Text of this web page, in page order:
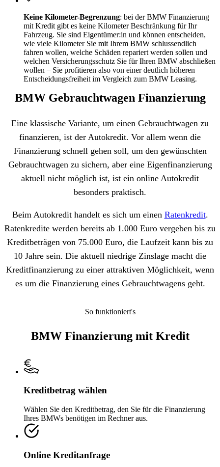
Keine Kilometer-Begrenzung: bei der BMW Finanzierung
mit Kredit gibt es keine Kilometer Beschränkung für Ihr
Fahrzeug. Sie sind Eigentümer:in und können entscheiden,
wie viele Kilometer Sie mit Ihrem BMW schlussendlich
fahren wollen, welche Schäden repariert werden sollen und
welchen Versicherungsschutz Sie für Ihren BMW abschließen
wollen – Sie profitieren also von einer deutlich höheren
Entscheidungsfreiheit im Vergleich zum BMW Leasing.
BMW Gebrauchtwagen Finanzierung
Eine klassische Variante, um einen Gebrauchtwagen zu
finanzieren, ist der Autokredit. Vor allem wenn die
Finanzierung schnell gehen soll, um den gewünschten
Gebrauchtwagen zu sichern, aber eine Eigenfinanzierung
aktuell nicht möglich ist, ist ein online Autokredit
besonders praktisch.
Beim Autokredit handelt es sich um einen Ratenkredit.
Ratenkredite werden bereits ab 1.000 Euro vergeben bis zu
Kreditbeträgen von 75.000 Euro, die Laufzeit kann bis zu
10 Jahre sein. Die aktuell niedrige Zinslage macht die
Kreditfinanzierung zu einer attraktiven Möglichkeit, wenn
es um die Finanzierung eines Gebrauchtwagens geht.
So funktioniert's
BMW Finanzierung mit Kredit
Kreditbetrag wählen
Wählen Sie den Kreditbetrag, den Sie für die Finanzierung
Ihres BMWs benötigen im Rechner aus.
Online Kreditanfrage